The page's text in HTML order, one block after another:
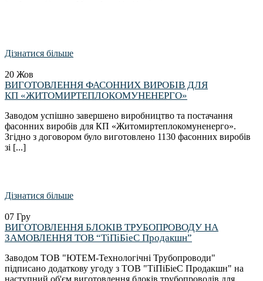
Дізнатися більше
20 Жов
ВИГОТОВЛЕННЯ ФАСОННИХ ВИРОБІВ ДЛЯ
КП «ЖИТОМИРТЕПЛОКОМУНЕНЕРГО»
Заводом успішно завершено виробництво та постачання
фасонних виробів для КП «Житомиртеплокомуненерго».
Згідно з договором було виготовлено 1130 фасонних виробів
зі [...]
Дізнатися більше
07 Гру
ВИГОТОВЛЕННЯ БЛОКІВ ТРУБОПРОВОДУ НА
ЗАМОВЛЕННЯ ТОВ “ТіПіБіеС Продакшн”
Заводом ТОВ "ЮТЕМ-Технологічні Трубопроводи"
підписано додаткову угоду з ТОВ "ТіПіБіеС Продакшн" на
наступний об'єм виготовлення блоків трубопроводів для